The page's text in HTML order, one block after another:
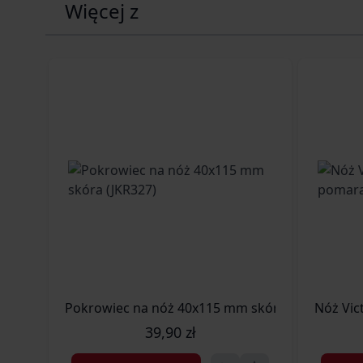
rękojeść Santoprene® o właściwościach antypoślizgowych,
Dane techniczne
Profil głowni: Drop Point
Materiał i wykonanie:
Więcej z
Pokrowiec na nóż 40x115 mm skóra (JKR327)
39,90 zł
Nóż